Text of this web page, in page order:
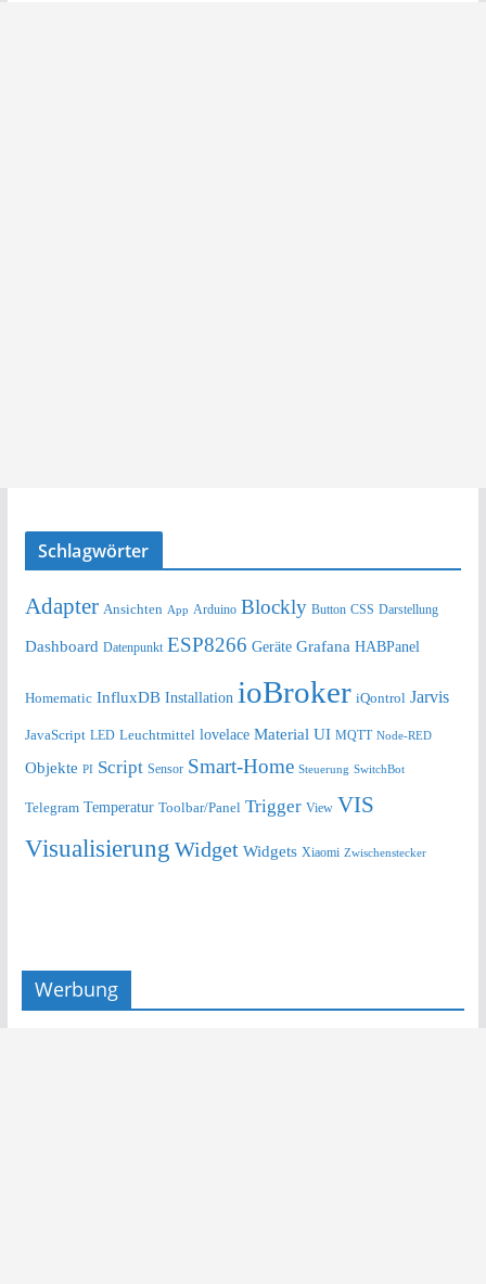
Schlagwörter
Adapter Ansichten App Arduino Blockly Button CSS Darstellung
Dashboard Datenpunkt ESP8266 Geräte Grafana HABPanel
Homematic InfluxDB Installation ioBroker iQontrol Jarvis
JavaScript LED Leuchtmittel lovelace Material UI MQTT Node-RED
Objekte PI Script Sensor Smart-Home Steuerung SwitchBot
Telegram Temperatur Toolbar/Panel Trigger View VIS
Visualisierung Widget Widgets Xiaomi Zwischenstecker
Werbung